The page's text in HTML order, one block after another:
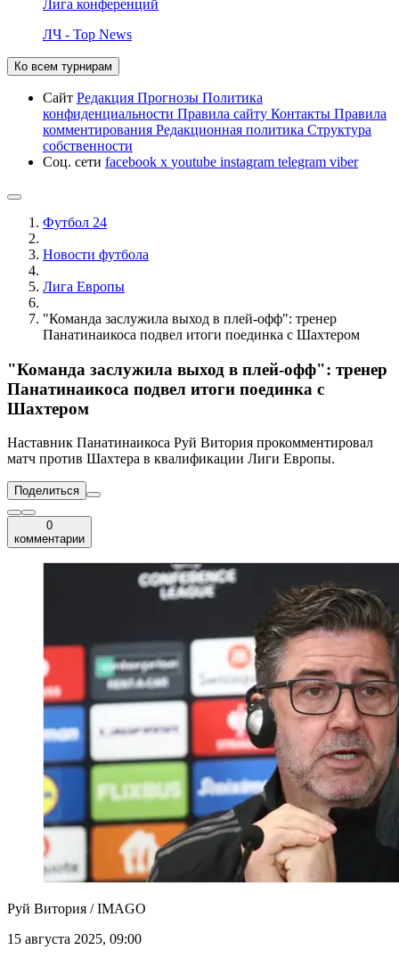
Лига конференций
ЛЧ - Top News
Ко всем турнирам
Сайт Редакция Прогнозы Политика
конфиденциальности Правила сайту Контакты Правила
комментирования Редакционная политика Структура
собственности
Соц. сети facebook x youtube instagram telegram viber
Футбол 24
Новости футбола
Лига Европы
"Команда заслужила выход в плей-офф": тренер
Панатинаикоса подвел итоги поединка с Шахтером
"Команда заслужила выход в плей-офф": тренер
Панатинаикоса подвел итоги поединка с
Шахтером
Наставник Панатинаикоса Руй Витория прокомментировал
матч против Шахтера в квалификации Лиги Европы.
Поделиться
0
комментарии
Руй Витория / IMAGO
15 августа 2025, 09:00